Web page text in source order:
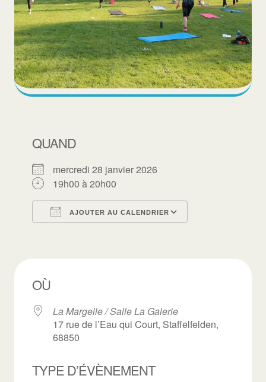
QUAND
mercredi 28 janvier 2026
19h00 à 20h00
AJOUTER AU CALENDRIER
OÙ
La Margelle / Salle La Galerie
17 rue de l’Eau qui Court, Staffelfelden,
68850
TYPE D’ÉVÈNEMENT